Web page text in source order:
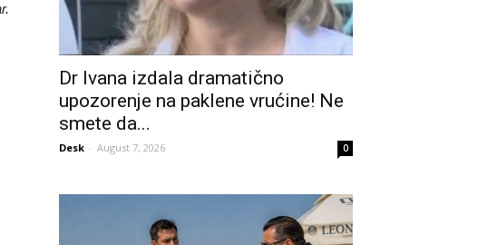
Dr Ivana izdala dramatično
upozorenje na paklene vrućine! Ne
smete da...
Desk - August 7, 2026 0